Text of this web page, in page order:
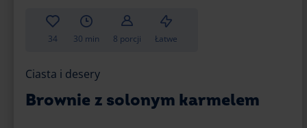
34 30 min 8 porcji Łatwe
Ciasta i desery
Brownie z solonym karmelem